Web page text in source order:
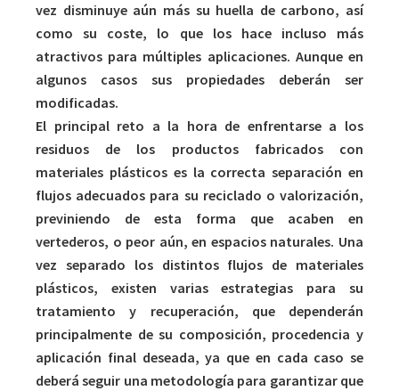
vez disminuye aún más su huella de carbono, así
como su coste, lo que los hace incluso más
atractivos para múltiples aplicaciones. Aunque en
algunos casos sus propiedades deberán ser
modificadas.
El principal reto a la hora de enfrentarse a los
residuos de los productos fabricados con
materiales plásticos es la correcta separación en
flujos adecuados para su reciclado o valorización,
previniendo de esta forma que acaben en
vertederos, o peor aún, en espacios naturales. Una
vez separado los distintos flujos de materiales
plásticos, existen varias estrategias para su
tratamiento y recuperación, que dependerán
principalmente de su composición, procedencia y
aplicación final deseada, ya que en cada caso se
deberá seguir una metodología para garantizar que